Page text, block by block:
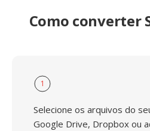
Como converter
1
Selecione os arquivos do
Google Drive, Dropbox ou